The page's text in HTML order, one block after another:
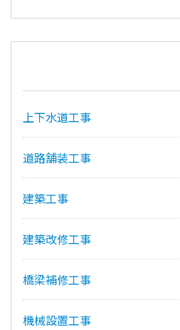
上下水道工事
道路舗装工事
建築工事
建築改修工事
橋梁補修工事
機械設置工事